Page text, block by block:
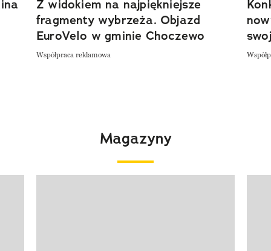
Z widokiem na najpiękniejsze
fragmenty wybrzeża. Objazd
EuroVelo w gminie Choczewo
Współpraca reklamowa
Magazyny